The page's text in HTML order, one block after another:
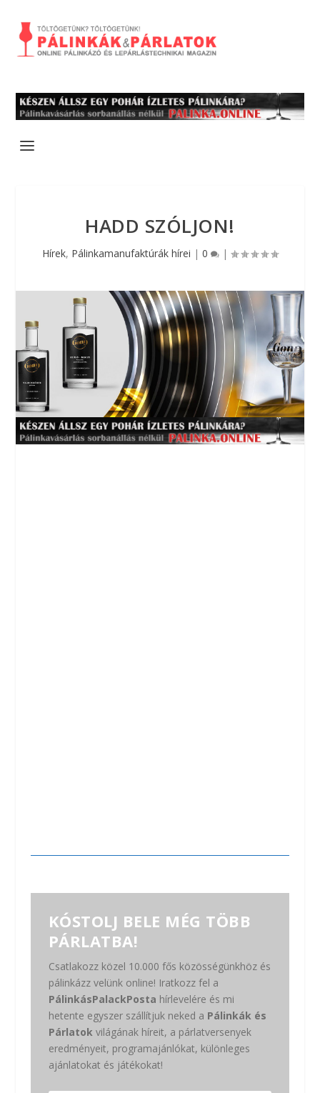
HADD SZÓLJON!
Hírek, Pálinkamanufaktúrák hírei | 0 |
KÓSTOLJ BELE MÉG TÖBB
PÁRLATBA!
Csatlakozz közel 10.000 fős közösségünkhöz és
pálinkázz velünk online! Iratkozz fel a
PálinkásPalackPosta hírlevelére és mi
hetente egyszer szállítjuk neked a Pálinkák és
Párlatokvilágának híreit, a párlatversenyek
eredményeit, programajánlókat, különleges
ajánlatokat és játékokat!